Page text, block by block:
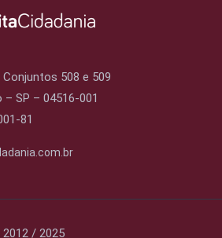
Conjuntos 508 e 509
SP – 04516-001
81
2012 / 2025